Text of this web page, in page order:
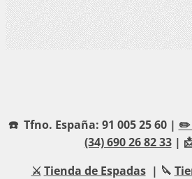
☎️ Tfno. España: 91 005 25 60 | ✏️
(34) 690 26 82 33|
⚔️ Tienda de Espadas| 🔪